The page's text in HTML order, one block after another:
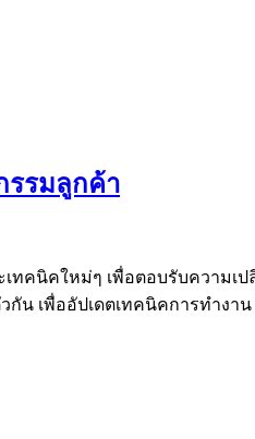
รรมลูกค้า
คนิคใหม่ๆ เพื่อตอบรับความเป
น เพื่ออัปเดตเทคนิคการทำง